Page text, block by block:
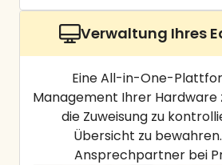
Verwaltung Ihres
Eine All-in-One-
Management Ihrer Hardware
die Zuweisung zu
Übersicht zu
Ansprechpartner bei